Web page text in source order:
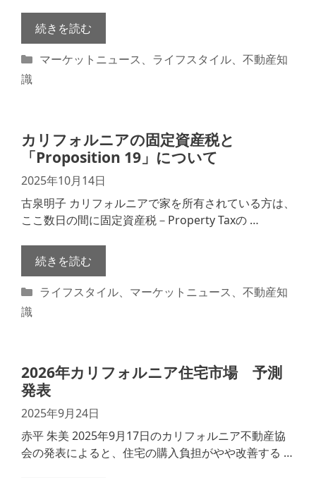
続きを読む
カ
マーケットニュース、 ライフスタイル、 不動産知
識
カリフォルニアの固定資産税と
「Proposition 19」について
2025年10月14日
古泉明子 カリフォルニアで家を所有されている方は、
ここ数日の間に固定資産税－Property Taxの …
続きを読む
カ
ライフスタイル、 マーケットニュース、 不動産知
識
2026年カリフォルニア住宅市場 予測
発表
2025年9月24日
赤平 朱美 2025年9月17日のカリフォルニア不動産協
会の発表によると、住宅の購入負担がやや改善する …